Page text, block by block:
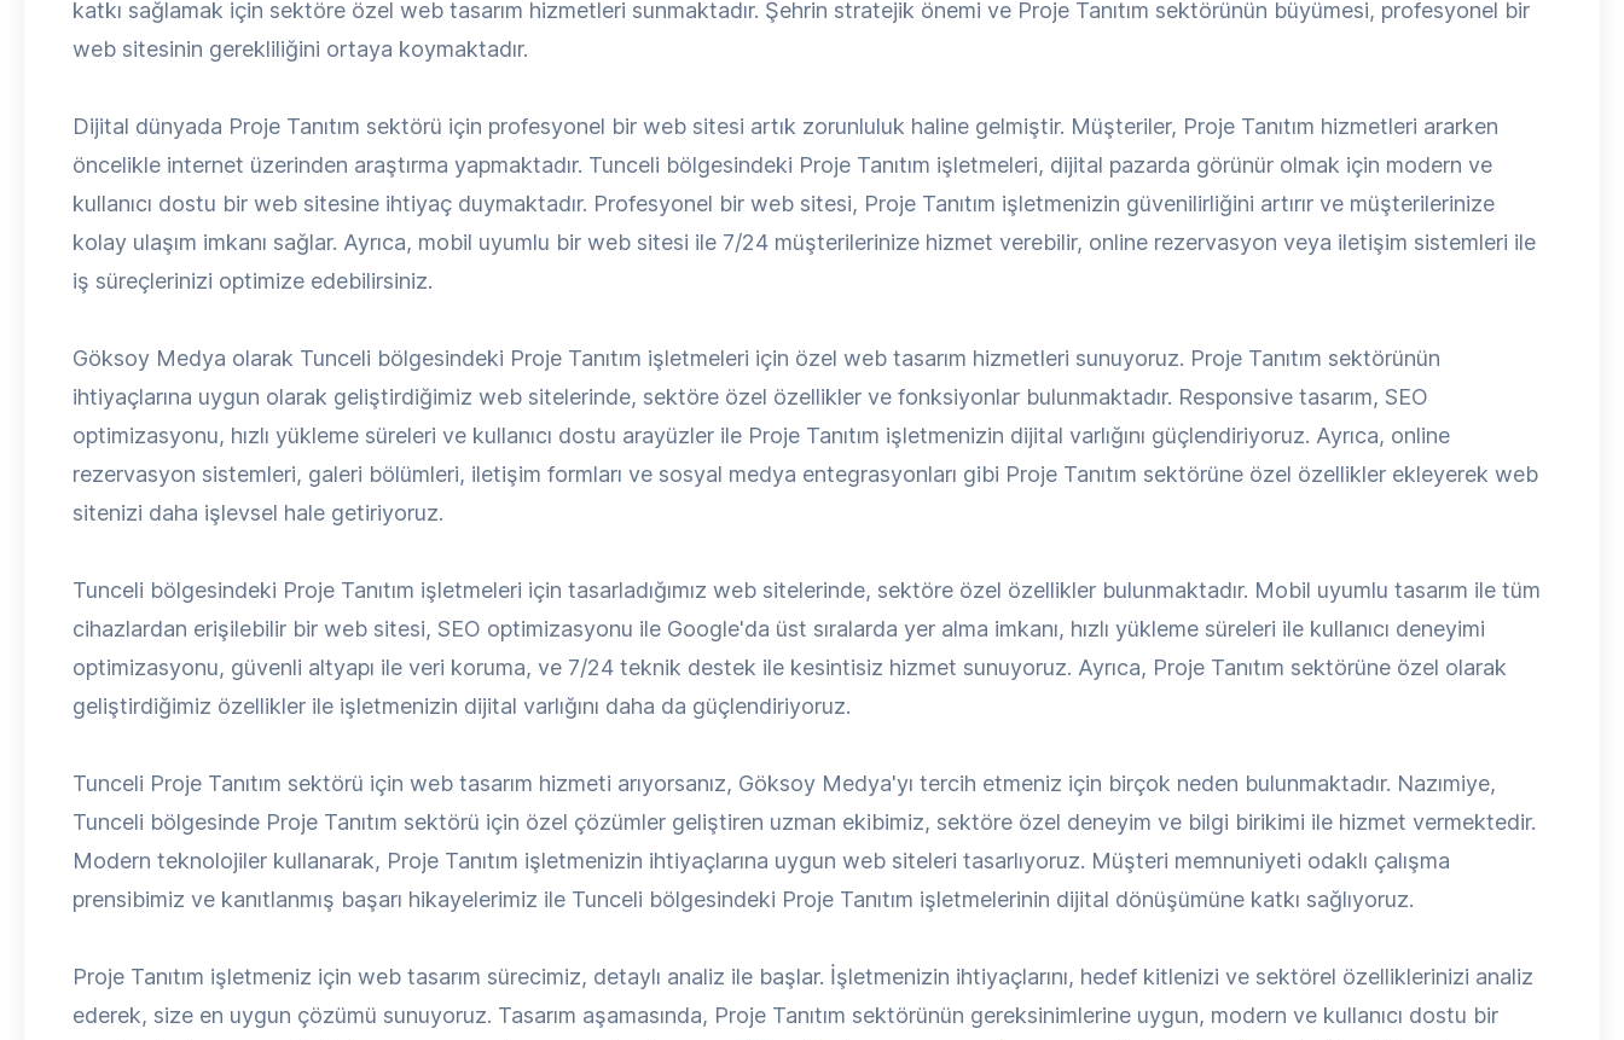
katkı sağlamak için sektöre özel web tasarım hizmetleri sunmaktadır. Şehrin stratejik önemi ve Proje Tanıtım sektörünün büyümesi, profesyonel bir
web sitesinin gerekliliğini ortaya koymaktadır.
Dijital dünyada Proje Tanıtım sektörü için profesyonel bir web sitesi artık zorunluluk haline gelmiştir. Müşteriler, Proje Tanıtım hizmetleri ararken
öncelikle internet üzerinden araştırma yapmaktadır. Tunceli bölgesindeki Proje Tanıtım işletmeleri, dijital pazarda görünür olmak için modern ve
kullanıcı dostu bir web sitesine ihtiyaç duymaktadır. Profesyonel bir web sitesi, Proje Tanıtım işletmenizin güvenilirliğini artırır ve müşterilerinize
kolay ulaşım imkanı sağlar. Ayrıca, mobil uyumlu bir web sitesi ile 7/24 müşterilerinize hizmet verebilir, online rezervasyon veya iletişim sistemleri ile
iş süreçlerinizi optimize edebilirsiniz.
Göksoy Medya olarak Tunceli bölgesindeki Proje Tanıtım işletmeleri için özel web tasarım hizmetleri sunuyoruz. Proje Tanıtım sektörünün
ihtiyaçlarına uygun olarak geliştirdiğimiz web sitelerinde, sektöre özel özellikler ve fonksiyonlar bulunmaktadır. Responsive tasarım, SEO
optimizasyonu, hızlı yükleme süreleri ve kullanıcı dostu arayüzler ile Proje Tanıtım işletmenizin dijital varlığını güçlendiriyoruz. Ayrıca, online
rezervasyon sistemleri, galeri bölümleri, iletişim formları ve sosyal medya entegrasyonları gibi Proje Tanıtım sektörüne özel özellikler ekleyerek web
sitenizi daha işlevsel hale getiriyoruz.
Tunceli bölgesindeki Proje Tanıtım işletmeleri için tasarladığımız web sitelerinde, sektöre özel özellikler bulunmaktadır. Mobil uyumlu tasarım ile tüm
cihazlardan erişilebilir bir web sitesi, SEO optimizasyonu ile Google'da üst sıralarda yer alma imkanı, hızlı yükleme süreleri ile kullanıcı deneyimi
optimizasyonu, güvenli altyapı ile veri koruma, ve 7/24 teknik destek ile kesintisiz hizmet sunuyoruz. Ayrıca, Proje Tanıtım sektörüne özel olarak
geliştirdiğimiz özellikler ile işletmenizin dijital varlığını daha da güçlendiriyoruz.
Tunceli Proje Tanıtım sektörü için web tasarım hizmeti arıyorsanız, Göksoy Medya'yı tercih etmeniz için birçok neden bulunmaktadır. Nazımiye,
Tunceli bölgesinde Proje Tanıtım sektörü için özel çözümler geliştiren uzman ekibimiz, sektöre özel deneyim ve bilgi birikimi ile hizmet vermektedir.
Modern teknolojiler kullanarak, Proje Tanıtım işletmenizin ihtiyaçlarına uygun web siteleri tasarlıyoruz. Müşteri memnuniyeti odaklı çalışma
prensibimiz ve kanıtlanmış başarı hikayelerimiz ile Tunceli bölgesindeki Proje Tanıtım işletmelerinin dijital dönüşümüne katkı sağlıyoruz.
Proje Tanıtım işletmeniz için web tasarım sürecimiz, detaylı analiz ile başlar. İşletmenizin ihtiyaçlarını, hedef kitlenizi ve sektörel özelliklerinizi analiz
ederek, size en uygun çözümü sunuyoruz. Tasarım aşamasında, Proje Tanıtım sektörünün gereksinimlerine uygun, modern ve kullanıcı dostu bir